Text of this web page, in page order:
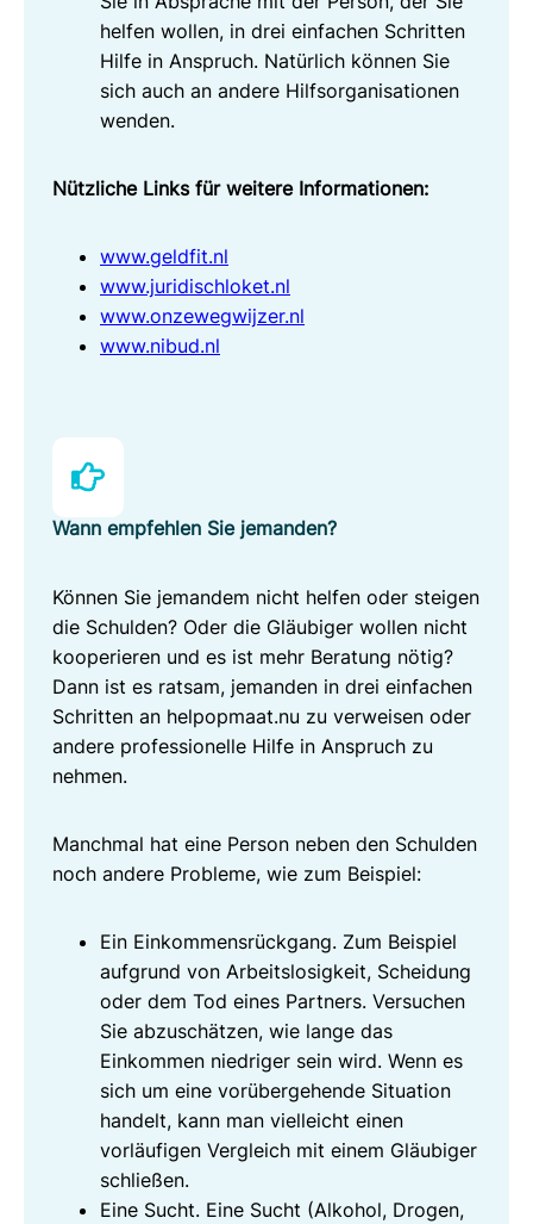
helfen wollen, in drei einfachen Schritten
Hilfe in Anspruch. Natürlich können Sie
sich auch an andere Hilfsorganisationen
wenden.
Nützliche Links für weitere Informationen:
www.geldfit.nl
www.juridischloket.nl
www.onzewegwijzer.nl
www.nibud.nl
Wann empfehlen Sie jemanden?
Können Sie jemandem nicht helfen oder steigen
die Schulden? Oder die Gläubiger wollen nicht
kooperieren und es ist mehr Beratung nötig?
Dann ist es ratsam, jemanden in drei einfachen
Schritten an helpopmaat.nu zu verweisen oder
andere professionelle Hilfe in Anspruch zu
nehmen.
Manchmal hat eine Person neben den Schulden
noch andere Probleme, wie zum Beispiel:
Ein Einkommensrückgang. Zum Beispiel
aufgrund von Arbeitslosigkeit, Scheidung
oder dem Tod eines Partners. Versuchen
Sie abzuschätzen, wie lange das
Einkommen niedriger sein wird. Wenn es
sich um eine vorübergehende Situation
handelt, kann man vielleicht einen
vorläufigen Vergleich mit einem Gläubiger
schließen.
Eine Sucht. Eine Sucht (Alkohol, Drogen,